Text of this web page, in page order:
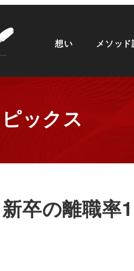
想い メソッ
ックス
新卒の離職